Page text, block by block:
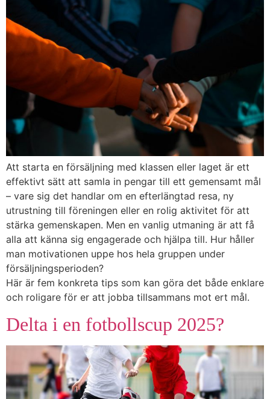
Att starta en försäljning med klassen eller laget är ett
effektivt sätt att samla in pengar till ett gemensamt mål
– vare sig det handlar om en efterlängtad resa, ny
utrustning till föreningen eller en rolig aktivitet för att
stärka gemenskapen. Men en vanlig utmaning är att få
alla att känna sig engagerade och hjälpa till. Hur håller
man motivationen uppe hos hela gruppen under
försäljningsperioden?
Här är fem konkreta tips som kan göra det både enklare
och roligare för er att jobba tillsammans mot ert mål.
Delta i en fotbollscup 2025?